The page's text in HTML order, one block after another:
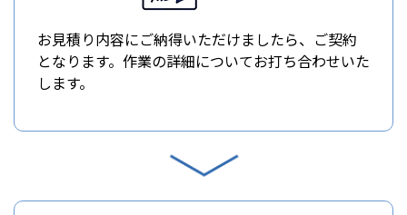
お見積り内容にご納得いただけましたら、ご契約
となります。作業の詳細についてお打ち合わせいた
します。